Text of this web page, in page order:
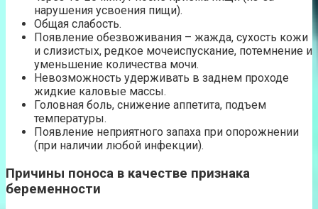
нарушения усвоения пищи).
Общая слабость.
Появление обезвоживания – жажда, сухость кожи
и слизистых, редкое мочеиспускание, потемнение и
уменьшение количества мочи.
Невозможность удерживать в заднем проходе
жидкие каловые массы.
Головная боль, снижение аппетита, подъем
температуры.
Появление неприятного запаха при опорожнении
(при наличии любой инфекции).
Причины поноса в качестве признака
беременности